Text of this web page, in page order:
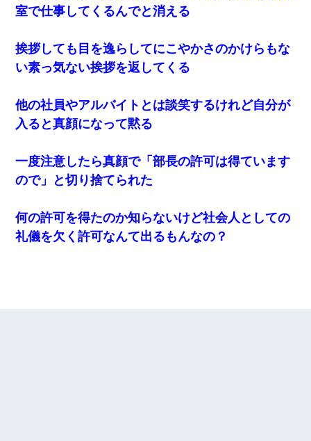
室で仕事してくるんでと消える
挨拶しても目を逸らしてにこやかさのかけらもな
い素っ気ない挨拶を返してくる
他の社員やアルバイトとは談笑するけれど自分が
入ると真顔になって黙る
一度注意したら真顔で「部長の許可は得ています
ので」と切り捨てられた
何の許可を得たのか知らないけど社会人としての
礼儀を欠く許可なんて出るもんなの？